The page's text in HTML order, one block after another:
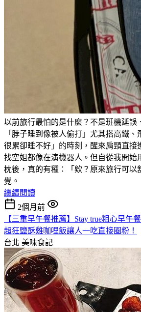
以前旅行最怕的是什麼？不是班機延誤
「脖子睡到像被人偷打」尤其搭高鐵
很累卻睡不好」的時刻，醒來肩頸直接
找空姐都像在演機器人。但自從我開始
枕後，真的有種：「欸？原來旅行可以
覺。
繼續閱讀
2個月前
【三重早午餐推薦】Stay true粗心早午
超狂鹽酥雞咖哩飯讓人一吃直接圈粉！
台北 美味食記